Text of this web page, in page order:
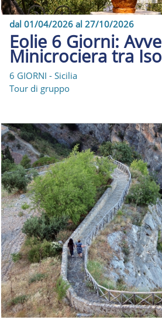
dal 01/04/2026 al 27/10/2026
Eolie 6 Giorni:
Minicrociera tra
6 GIORNI - Sicilia
Tour di gruppo